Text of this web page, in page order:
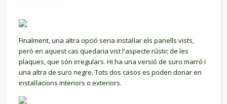
Finalment, una altra opció seria instal·lar els panells vists,
però en aquest cas quedaria vist l'aspecte rústic de les
plaques, que són irregulars. Hi ha una versió de suro marró i
una altra de suro negre. Tots dos casos es poden donar en
instal·lacions interiors o exteriors.